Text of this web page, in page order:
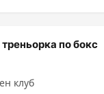
по бокс
клуб